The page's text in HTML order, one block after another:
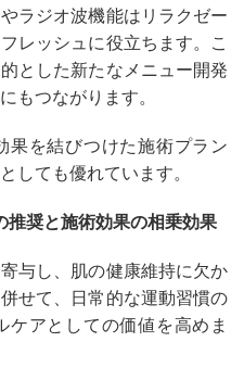
ラジオ波機能はリラクゼー
レッシュに役立ちます。こ
とした新たなメニュー開発
もつながります。
果を結びつけた施術プラン
しても優れています。
推奨と施術効果の相乗効果
与し、肌の健康維持に欠か
せて、日常的な運動習慣の
アとしての価値を高めま